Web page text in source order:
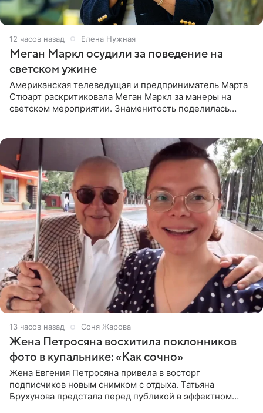
12 часов назад Елена Нужная
Меган Маркл осудили за поведение на
светском ужине
Американская телеведущая и предприниматель Марта
Стюарт раскритиковала Меган Маркл за манеры на
светском мероприятии. Знаменитость поделилась
13 часов назад Соня Жарова
Жена Петросяна восхитила поклонников
фото в купальнике: «Как сочно»
Жена Евгения Петросяна привела в восторг
подписчиков новым снимком с отдыха. Татьяна
Брухунова предстала перед публикой в эффектном